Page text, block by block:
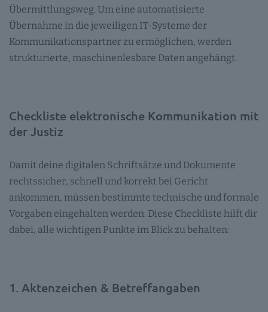
Übermittlungsweg. Um eine automatisierte
Übernahme in die jeweiligen IT-Systeme der
Kommunikationspartner zu ermöglichen, werden
strukturierte, maschinenlesbare Daten angehängt.
Checkliste elektronische Kommunikation mit
der Justiz
Damit deine digitalen Schriftsätze und Dokumente
rechtssicher, schnell und korrekt bei Gericht
ankommen, müssen bestimmte technische und formale
Vorgaben eingehalten werden. Diese Checkliste hilft dir
dabei, alle wichtigen Punkte im Blick zu behalten:
1. Aktenzeichen & Betreffangaben